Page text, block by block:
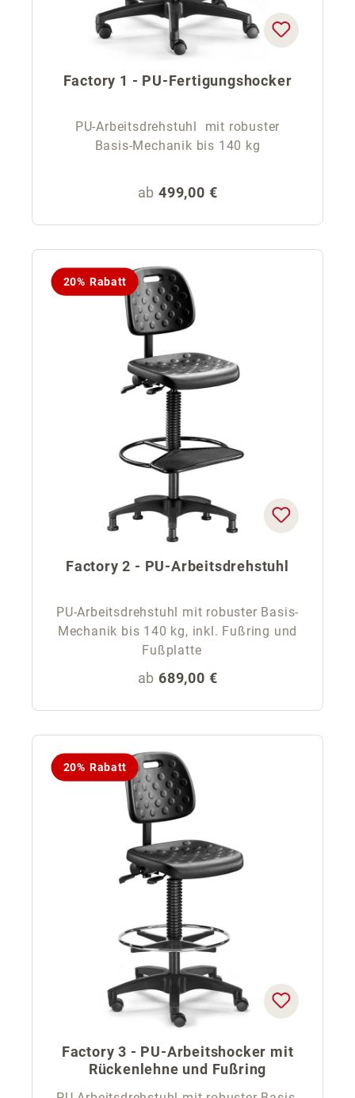
Factory 1 - PU-Fertigungshocker
PU-Arbeitsdrehstuhl mit robuster
Basis-Mechanik bis 140 kg
Regulärer Preis:
ab 499,00 €
20% Rabatt
Factory 2 - PU-Arbeitsdrehstuhl
PU-Arbeitsdrehstuhl mit robuster Basis-
Mechanik bis 140 kg, inkl. Fußring und
Fußplatte
Regulärer Preis:
ab 689,00 €
20% Rabatt
Factory 3 - PU-Arbeitshocker mit
Rückenlehne und Fußring